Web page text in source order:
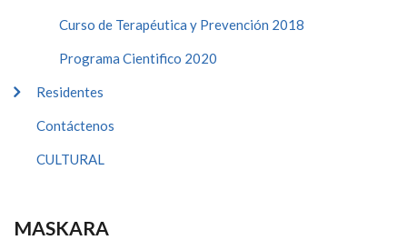
Curso de Terapéutica y Prevención 2018
Programa Cientifico 2020
Residentes
Contáctenos
CULTURAL
MASKARA